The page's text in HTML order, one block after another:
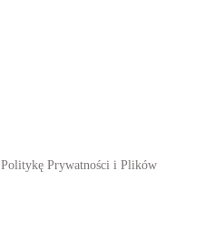
Politykę Prywatności i Plików